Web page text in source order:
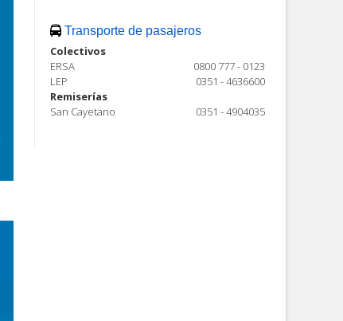
Transporte de pasajeros
Colectivos
ERSA
0800 777 - 0123
LEP
0351 - 4636600
Remiserías
San Cayetano
0351 - 4904035